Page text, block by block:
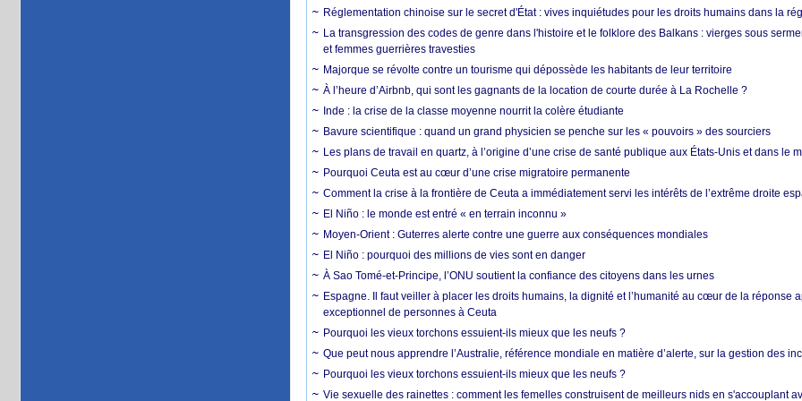
Réglementation chinoise sur le secret d'État : vives inquiétudes pour les droits humains dans la
La transgression des codes de genre dans l'histoire et le folklore des Balkans : vierges sous
et femmes guerrières travesties
Majorque se révolte contre un tourisme qui dépossède les habitants de leur territoire
À l’heure d’Airbnb, qui sont les gagnants de la location de courte durée à La Rochelle ?
Inde : la crise de la classe moyenne nourrit la colère étudiante
Bavure scientifique : quand un grand physicien se penche sur les « pouvoirs » des sourciers
Les plans de travail en quartz, à l’origine d’une crise de santé publique aux États-Unis et dans le
Pourquoi Ceuta est au cœur d’une crise migratoire permanente
Comment la crise à la frontière de Ceuta a immédiatement servi les intérêts de l’extrême droite
El Niño : le monde est entré « en terrain inconnu »
Moyen-Orient : Guterres alerte contre une guerre aux conséquences mondiales
El Niño : pourquoi des millions de vies sont en danger
À Sao Tomé-et-Principe, l’ONU soutient la confiance des citoyens dans les urnes
Espagne. Il faut veiller à placer les droits humains, la dignité et l’humanité au cœur de la réponse
exceptionnel de personnes à Ceuta
Pourquoi les vieux torchons essuient-ils mieux que les neufs ?
Que peut nous apprendre l’Australie, référence mondiale en matière d’alerte, sur la gestion des
Pourquoi les vieux torchons essuient-ils mieux que les neufs ?
Vie sexuelle des rainettes : comment les femelles construisent de meilleurs nids en s'accouplant